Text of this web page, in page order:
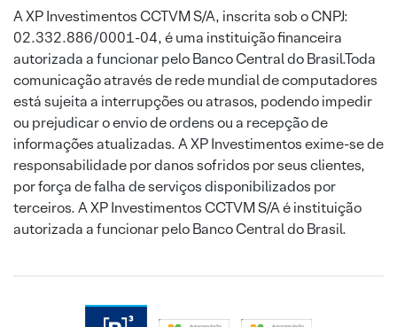
A XP Investimentos CCTVM S/A, inscrita sob o CNPJ:
02.332.886/0001-04, é uma instituição financeira
autorizada a funcionar pelo Banco Central do Brasil.Toda
comunicação através de rede mundial de computadores
está sujeita a interrupções ou atrasos, podendo impedir
ou prejudicar o envio de ordens ou a recepção de
informações atualizadas. A XP Investimentos exime-se de
responsabilidade por danos sofridos por seus clientes,
por força de falha de serviços disponibilizados por
terceiros. A XP Investimentos CCTVM S/A é instituição
autorizada a funcionar pelo Banco Central do Brasil.